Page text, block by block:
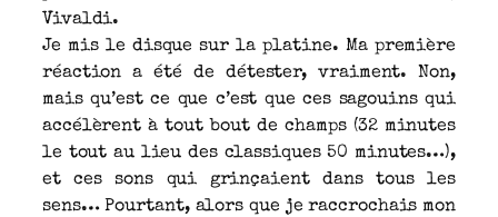
Vivaldi.
Je mis le disque sur la platine. Ma première
réaction a été de détester, vraiment. Non,
mais qu’est ce que c’est que ces sagouins qui
accélèrent à tout bout de champs (32 minutes
le tout au lieu des classiques 50 minutes…),
et ces sons qui grinçaient dans tous les
sens… Pourtant, alors que je raccrochais mon